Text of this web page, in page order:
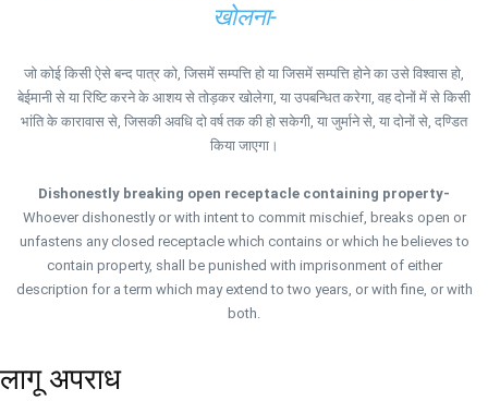
खोलना-
जो कोई किसी ऐसे बन्द पात्र को, जिसमें सम्पत्ति हो या जिसमें सम्पत्ति होने का उसे विश्वास हो,
बेईमानी से या रिष्टि करने के आशय से तोड़कर खोलेगा, या उपबन्धित करेगा, वह दोनों में से किसी
भांति के कारावास से, जिसकी अवधि दो वर्ष तक की हो सकेगी, या जुर्माने से, या दोनों से, दण्डित
किया जाएगा।
Dishonestly breaking open receptacle containing property-
Whoever dishonestly or with intent to commit mischief, breaks open or
unfastens any closed receptacle which contains or which he believes to
contain property, shall be punished with imprisonment of either
description for a term which may extend to two years, or with fine, or with
both.
लागू अपराध